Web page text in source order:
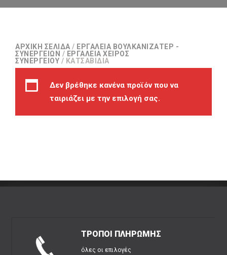
ΑΡΧΙΚΉ ΣΕΛΊΔΑ / ΕΡΓΑΛΕΊΑ ΒΟΥΛΚΑΝΙΖΑΤΈΡ -
ΣΥΝΕΡΓΕΊΩΝ / ΕΡΓΑΛΕΊΑ ΧΕΙΡΌΣ
ΣΥΝΕΡΓΕΊΟΥ / ΚΑΤΣΑΒΊΔΙΑ
Δεν βρέθηκε κανένα προϊόν που να
ταιριάζει με την επιλογή σας.
ΤΡΟΠΟΙ ΠΛΗΡΩΜΗΣ
όλες οι επιλογές